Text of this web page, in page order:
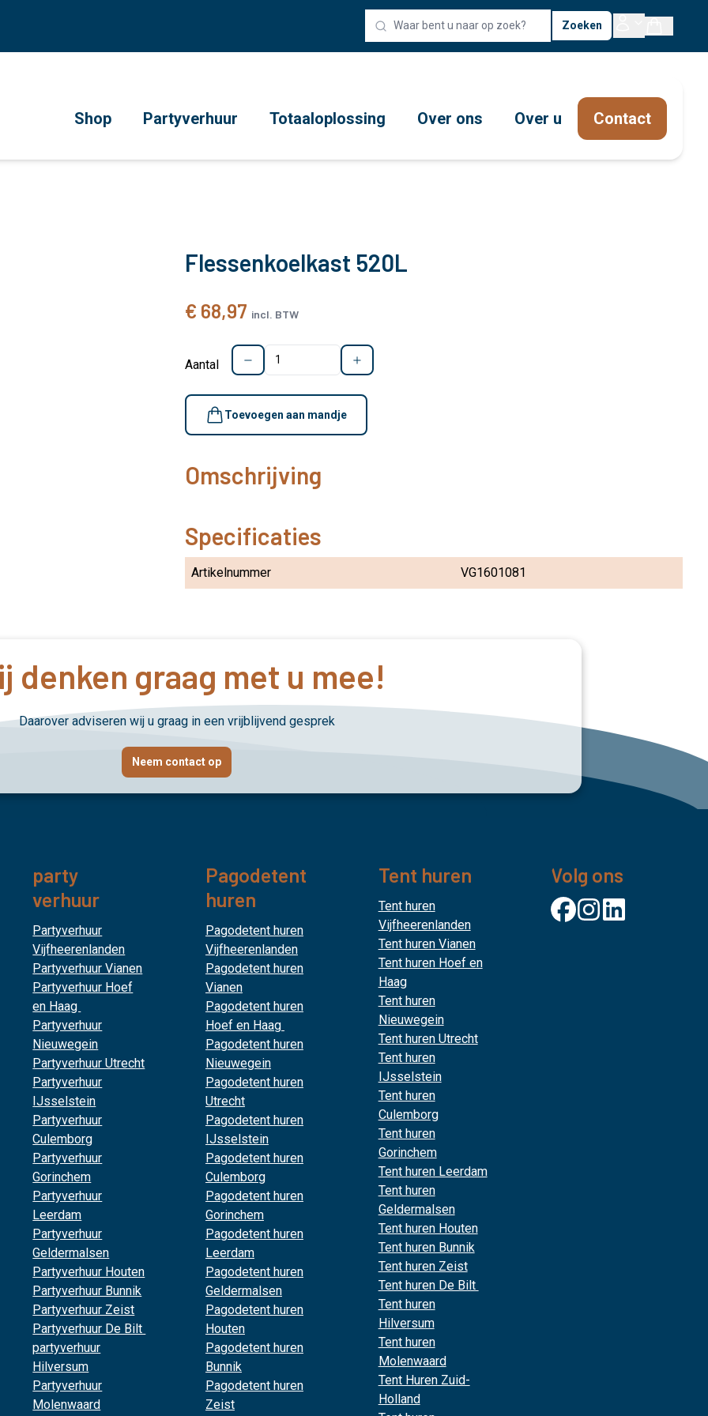
Zoeken
Shop Partyverhuur Totaaloplossing Over ons Over u Contact
Flessenkoelkast 520L
€ 68,97 incl. BTW
Aantal
Toevoegen aan mandje
Omschrijving
Specificaties
Artikelnummer VG1601081
denken graag met u mee!
Daarover adviseren wij u graag in een vrijblijvend gesprek
Neem contact op
party
verhuur
Partyverhuur
Vijfheerenlanden
Partyverhuur Vianen
Partyverhuur Hoef
en Haag
Partyverhuur
Nieuwegein
Partyverhuur Utrecht
Partyverhuur
IJsselstein
Partyverhuur
Culemborg
Partyverhuur
Gorinchem
Partyverhuur
Leerdam
Partyverhuur
Geldermalsen
Partyverhuur Houten
Partyverhuur Bunnik
Partyverhuur Zeist
Partyverhuur De Bilt
partyverhuur
Hilversum
Partyverhuur
Molenwaard
Pagodetent
huren
Pagodetent huren
Vijfheerenlanden
Pagodetent huren
Vianen
Pagodetent huren
Hoef en Haag
Pagodetent huren
Nieuwegein
Pagodetent huren
Utrecht
Pagodetent huren
IJsselstein
Pagodetent huren
Culemborg
Pagodetent huren
Gorinchem
Pagodetent huren
Leerdam
Pagodetent huren
Geldermalsen
Pagodetent huren
Houten
Pagodetent huren
Bunnik
Pagodetent huren
Zeist
Tent huren
Tent huren
Vijfheerenlanden
Tent huren Vianen
Tent huren Hoef en
Haag
Tent huren
Nieuwegein
Tent huren Utrecht
Tent huren
IJsselstein
Tent huren
Culemborg
Tent huren
Gorinchem
Tent huren Leerdam
Tent huren
Geldermalsen
Tent huren Houten
Tent huren Bunnik
Tent huren Zeist
Tent huren De Bilt
Tent huren
Hilversum
Tent huren
Molenwaard
Tent Huren Zuid-
Holland
Volg ons